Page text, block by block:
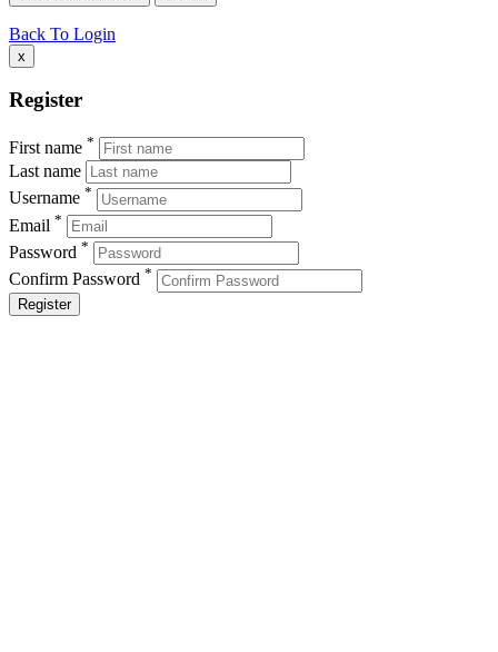
Back To Login
x
Register
First name *
Last name
Username *
Email *
Password *
Confirm Password *
Register